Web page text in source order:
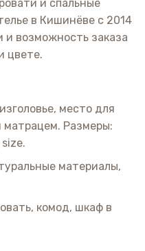
и спальные
в Кишинёве с 2014
и возможность заказа
цвете.
место для
Размеры:
материалы,
комод, шкаф в